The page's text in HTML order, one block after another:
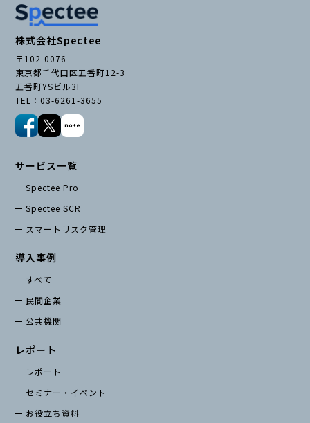
株式会社Spectee
〒102-0076
東京都千代田区五番町12-3
五番町YSビル3F
TEL：03-6261-3655
サービス一覧
Spectee Pro
Spectee SCR
スマートリスク管理
導入事例
すべて
民間企業
公共機関
レポート
レポート
セミナー・イベント
お役立ち資料